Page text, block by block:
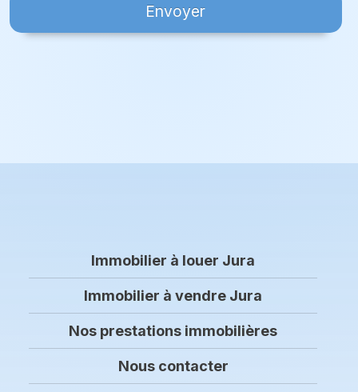
Envoyer
Immobilier à louer Jura
Immobilier à vendre Jura
Nos prestations immobilières
Nous contacter